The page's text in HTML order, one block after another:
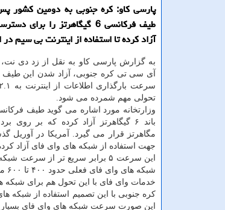
پارسی كاو: كره جنوبی به دومین كشور
طیف فركانسی 6 گیگاهرتز را
آزاد كرده تا استفاده از اینترنت بی سیم
به گزارش پارسی کاو به نقل از زد دی نت،
آی سی تی کره جنوبی، آزاد شدن این
تحولی مهم شمرده می شود.
مگاهرتز قرار می گیرد. آمریکا در آوریل
جهت استفاده از شبکه های وای فای آزاد
این سرعت ۵ برابر سریع تر از
شبکه های وای فای فعلی حدود ۴۰۰ تا ۶۰۰ مگابیت بر ثانیه سرعت دارند.
خدمات وای فای با این تحول هم برای
کره جنوبی با این تصمیم استفاده از شبکه
این صورت سرعت شبکه های وای فای بسیار